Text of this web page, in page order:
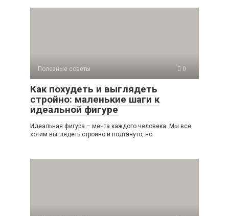
Полезные советы 0
Как похудеть и выглядеть
стройно: маленькие шаги к
идеальной фигуре
Идеальная фигура – мечта каждого человека. Мы все
хотим выглядеть стройно и подтянуто, но